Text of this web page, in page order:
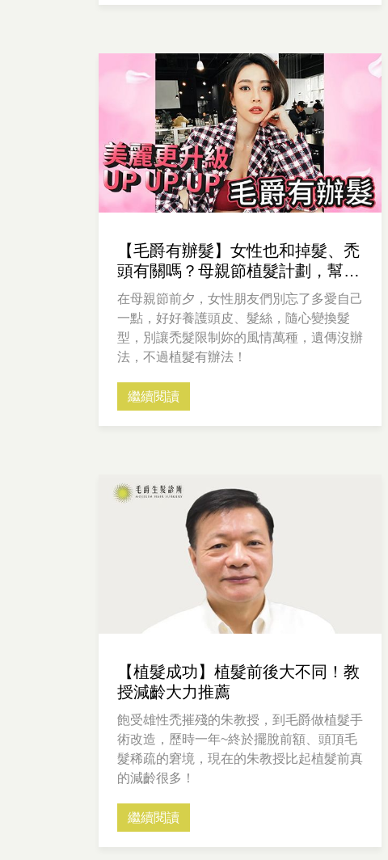
【毛爵有辦髮】女性也和掉髮、禿
頭有關嗎？母親節植髮計劃，幫美
美媽咪恢復年輕自信風采
在母親節前夕，女性朋友們別忘了多愛自己
一點，好好養護頭皮、髮絲，隨心變換髮
型，別讓禿髮限制妳的風情萬種，遺傳沒辦
法，不過植髮有辦法！
繼續閱讀
【植髮成功】植髮前後大不同！教
授減齡大力推薦
飽受雄性禿摧殘的朱教授，到毛爵做植髮手
術改造，歷時一年~終於擺脫前額、頭頂毛
髮稀疏的窘境，現在的朱教授比起植髮前真
的減齡很多！
繼續閱讀